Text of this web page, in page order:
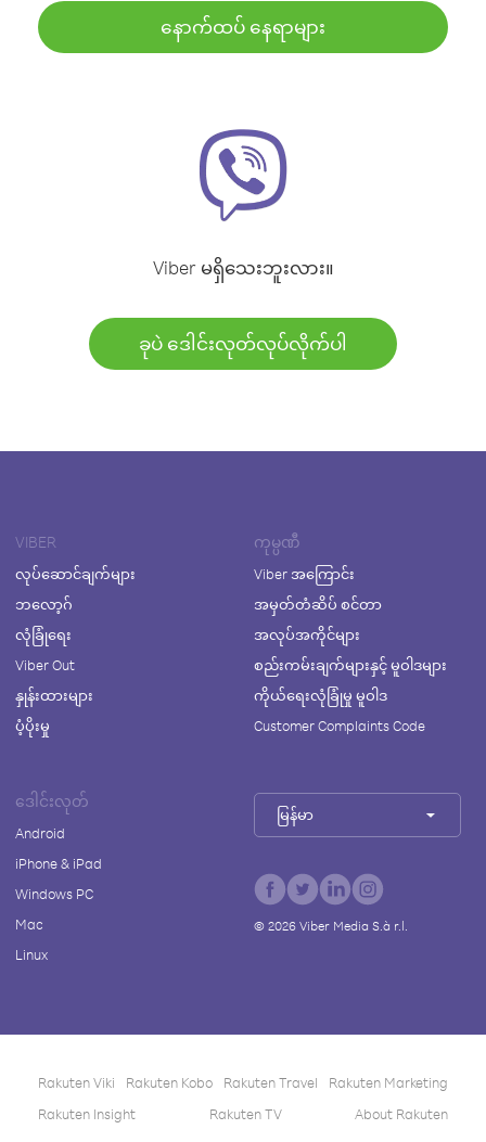
နောက်ထပ် နေရာများ
Viber မရှိသေးဘူးလား။
ခုပဲ ဒေါင်းလုတ်လုပ်လိုက်ပါ
VIBER
လုပ်ဆောင်ချက်များ
ဘလော့ဂ်
လုံခြုံရေး
Viber Out
နှုန်းထားများ
ပံ့ပိုးမှု
ကုမ္ပဏီ
Viber အကြောင်း
အမှတ်တံဆိပ် စင်တာ
အလုပ်အကိုင်များ
စည်းကမ်းချက်များနှင့် မူဝါဒများ
ကိုယ်ရေးလုံခြုံမှု မူဝါဒ
Customer Complaints Code
ဒေါင်းလုတ်
Android
iPhone & iPad
Windows PC
Mac
Linux
မြန်မာ
© 2026Viber Media S.à r.l.
Rakuten Viki Rakuten Kobo Rakuten Travel
Rakuten Marketing
Rakuten Insight
Rakuten TV About Rakuten